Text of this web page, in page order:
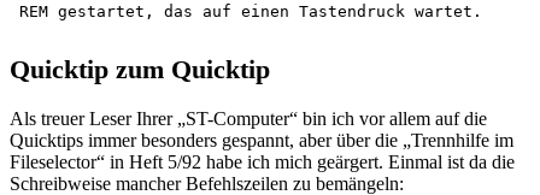
Quicktip zum Quicktip
Als treuer Leser Ihrer „ST-Computer“ bin ich vor allem auf die
Quicktips immer besonders gespannt, aber über die „Trennhilfe im
Fileselector“ in Heft 5/92 habe ich mich geärgert. Einmal ist da die
Schreibweise mancher Befehlszeilen zu bemängeln: